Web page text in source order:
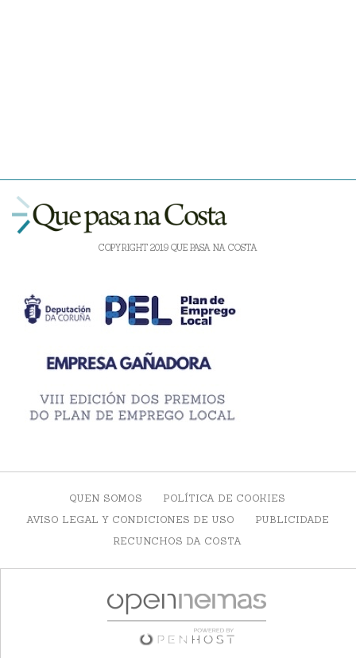
COPYRIGHT 2019 QUE PASA NA COSTA
QUEN SOMOS
POLÍTICA DE COOKIES
AVISO LEGAL Y CONDICIONES DE USO
PUBLICIDADE
RECUNCHOS DA COSTA